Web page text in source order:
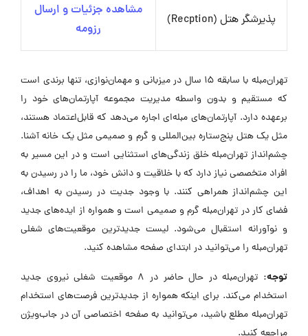
پذیرشگر هتل (Recption)
مشاهده جزئیات و ارسال
رزومه
تهران‌مبله با سابقه ۱۵ سال در میزبانی و مهمان‌نوازی، تنها برندی است
که مستقیم و بدون واسطه مدیریت مجموعه آپارتمان‌های خود را
برعهده دارد. آپارتمان‌های مبله‌ای اجاره می‌دهد که قابل‌اعتماد هستند،
مثل یک هتل پنج‌ستاره بین‌المللی و گرم و صمیمی مثل یک خانه آشنا.
چشم‌انداز تهران‌مبله خلق زندگی‌های استثنایی است و در این مسیر به
افراد متخصصی نیاز دارد که با خلاقیت و دانش خود، ما را در رسیدن به
این چشم‌انداز همراهی کنند. با وجود جدیت در رسیدن به اهداف،
فضای کار در تهران‌مبله گرم و صمیمی است و همواره از ایده‌های جدید
و نوآورانه استقبال می‌شود. لیست جدیدترین موقعیت‌های شغلی
تهران‌مبله را می‌توانید در ابتدای صفحه مشاهده کنید.
توجه:
تهران‌مبله در حال حاضر در ۸ موقعیت شغلی نیروی جدید
استخدام می‌کند. برای اینکه همواره از جدیدترین فرصت‌های استخدام
تهران‌مبله مطلع باشید، می‌توانید به صفحه اختصاصی آن در جاب‌ویژن